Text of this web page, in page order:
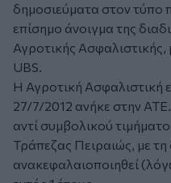
δημοσιεύματα στον τύπο
επίσημο άνοιγμα της
Αγροτικής
UBS.
Η Αγροτική Ασφαλιστική
27/7/2012 ανήκε στην
αντί συμβολικού
Τράπεζας Πειραιώς, με
ανακεφαλαιοποιηθεί